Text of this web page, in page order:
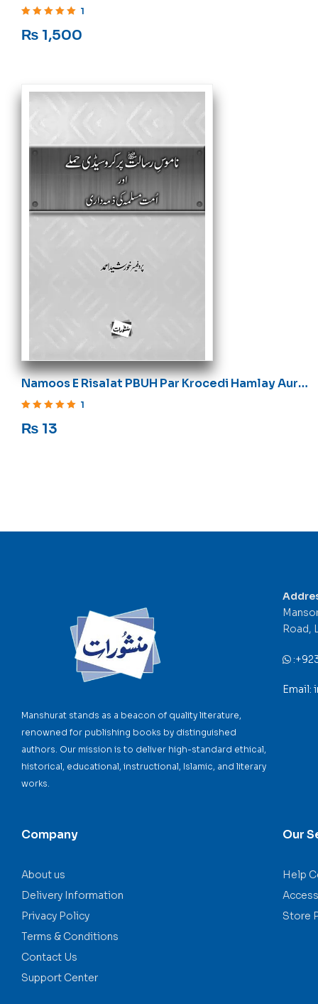
1
₨ 1,500
Namoos E Risalat PBUH Par Krocedi Hamlay Aur
Ummat E Muslima Ki Zimadari
1
₨ 13
Manshurat stands as a beacon of quality literature,
renowned for publishing books by distinguished
authors. Our mission is to deliver high-standard ethical,
historical, educational, instructional, Islamic, and literary
works.
Company
About us
Delivery Information
Privacy Policy
Terms & Conditions
Contact Us
Support Center
Our
Help
Store
Road,
:
Email: